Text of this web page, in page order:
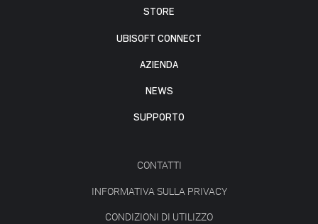
STORE
UBISOFT CONNECT
AZIENDA
NEWS
SUPPORTO
CONTATTI
INFORMATIVA SULLA PRIVACY
CONDIZIONI DI UTILIZZO